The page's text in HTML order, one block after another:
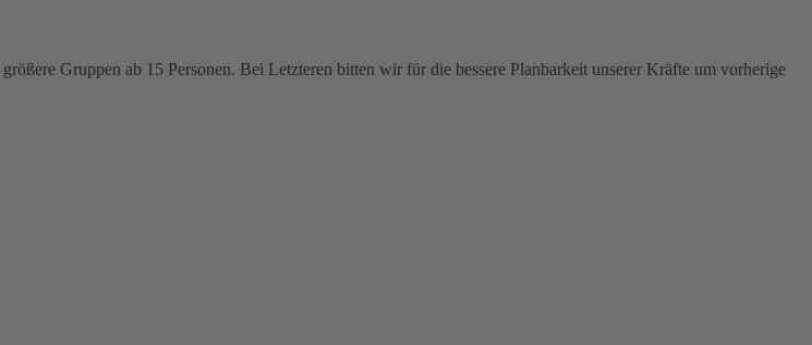
Gruppen ab 15 Personen. Bei Letzteren bitten wir für die bessere Planbarkeit unserer Kräfte um vorherige